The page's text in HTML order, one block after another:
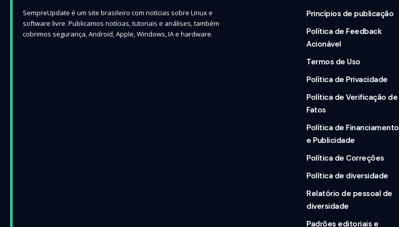
SempreUpdate é um site brasileiro com notícias sobre Linux e
software livre. Publicamos notícias, tutoriais e análises, também
cobrimos segurança, Android, Apple, Windows, IA e hardware.
Princípios de publicação
Política de Feedback
Acionável
Termos de Uso
Política de Privacidade
Política de Verificação de
Fatos
Política de Financiamento
e Publicidade
Política de Correções
Política de diversidade
Relatório de pessoal de
diversidade
Padrões editoriais e